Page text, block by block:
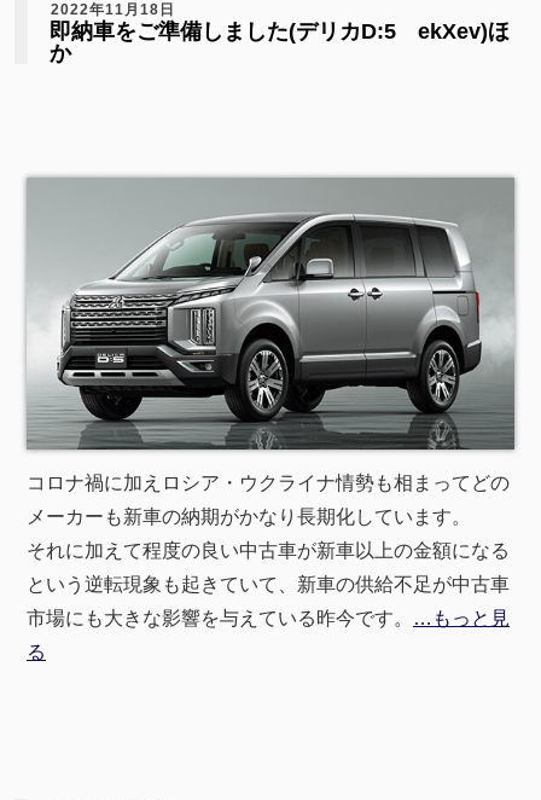
2022年11月18日
即納車をご準備しました(デリカD:5 ekXev)ほ
か
コロナ禍に加えロシア・ウクライナ情勢も相まってどの
メーカーも新車の納期がかなり長期化しています。
それに加えて程度の良い中古車が新車以上の金額になる
という逆転現象も起きていて、新車の供給不足が中古車
市場にも大きな影響を与えている昨今です。
…もっと見
る